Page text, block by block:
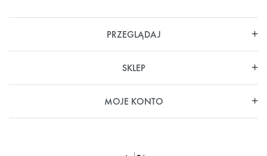
PRZEGLĄDAJ
SKLEP
MOJE KONTO